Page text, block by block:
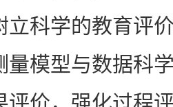
立科学的教育评
量模型与数据科